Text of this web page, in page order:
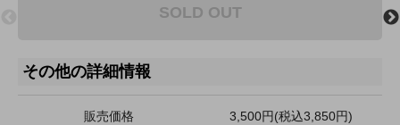
SOLD OUT
その他の詳細情報
販売価格 3,500円(税込3,850円)